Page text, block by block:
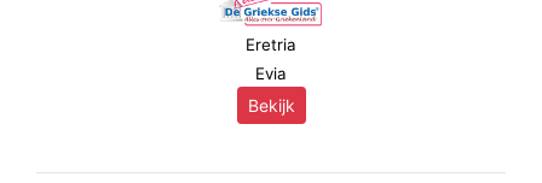
Eretria
Evia
Bekijk